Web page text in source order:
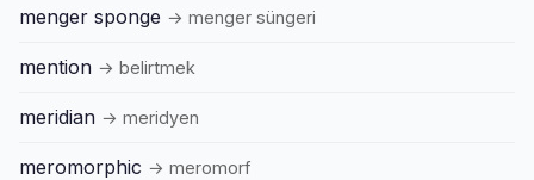
menger sponge → menger süngeri
mention → belirtmek
meridian → meridyen
meromorphic → meromorf